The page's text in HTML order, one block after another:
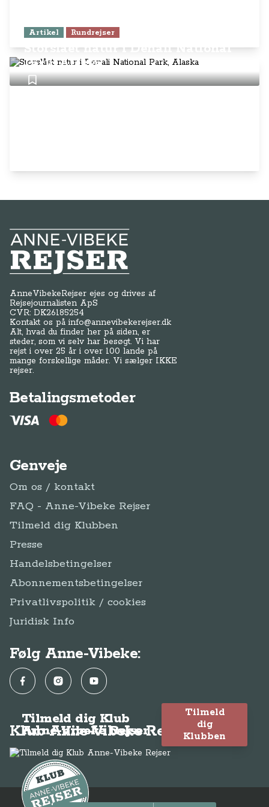
Artikel Rundrejser
Storslået natur i Denali National
Park, Alaska
Anne-Vibeke Rejser
AnneVibekeRejser ejes og drives af
Rejsejournalisten ApS
CVR: DK26185254
Kontakt os påinfo@annevibekerejser.dk
Alt, hvad du finder her på siden, er
steder, som vi selv har besøgt. Vi har
rejst i over 25 år i over 100 lande på
mange forskellige måder. Vi sælger IKKE
rejser.
Betalingsmetoder
Genveje
Om os / kontakt
FAQ - Anne-Vibeke Rejser
Tilmeld dig Klubben
Presse
Handelsbetingelser
Abonnementsbetingelser
Privatlivspolitik / cookies
Juridisk Info
Følg Anne-Vibeke:
FacebookInstagramYouTube
Klub Anne-Vibeke Rejser
Tilmeld dig Klub
Anne-Vibeke Rejser
Tilmeld
dig
Klubben